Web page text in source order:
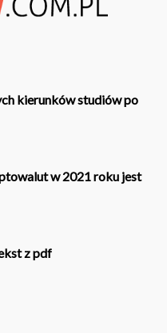
kierunków studiów po
w 2021 roku jest
z pdf